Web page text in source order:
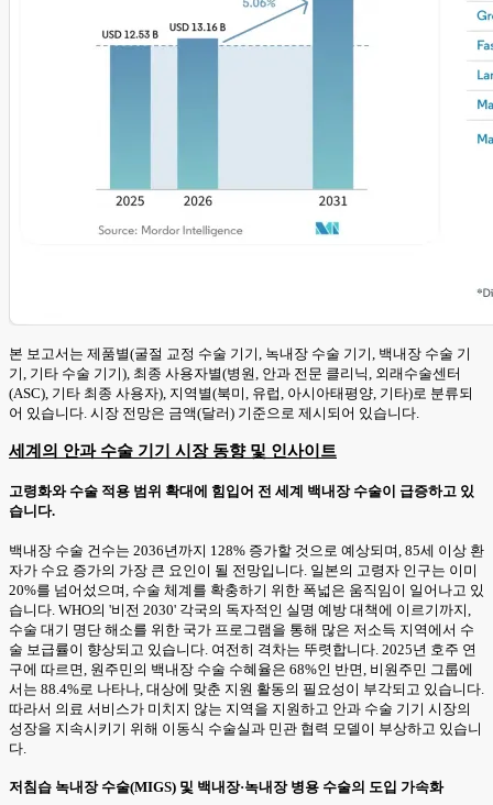
본 보고서는 제품별(굴절 교정 수술 기기, 녹내장 수술 기기, 백내장 수술 기
기, 기타 수술 기기), 최종 사용자별(병원, 안과 전문 클리닉, 외래수술센터
(ASC), 기타 최종 사용자), 지역별(북미, 유럽, 아시아태평양, 기타)로 분류되
어 있습니다. 시장 전망은 금액(달러) 기준으로 제시되어 있습니다.
세계의 안과 수술 기기 시장 동향 및 인사이트
고령화와 수술 적용 범위 확대에 힘입어 전 세계 백내장 수술이 급증하고 있
습니다.
백내장 수술 건수는 2036년까지 128% 증가할 것으로 예상되며, 85세 이상 환
자가 수요 증가의 가장 큰 요인이 될 전망입니다. 일본의 고령자 인구는 이미
20%를 넘어섰으며, 수술 체계를 확충하기 위한 폭넓은 움직임이 일어나고 있
습니다. WHO의 '비전 2030' 각국의 독자적인 실명 예방 대책에 이르기까지,
수술 대기 명단 해소를 위한 국가 프로그램을 통해 많은 저소득 지역에서 수
술 보급률이 향상되고 있습니다. 여전히 격차는 뚜렷합니다. 2025년 호주 연
구에 따르면, 원주민의 백내장 수술 수혜율은 68%인 반면, 비원주민 그룹에
서는 88.4%로 나타나, 대상에 맞춘 지원 활동의 필요성이 부각되고 있습니다.
따라서 의료 서비스가 미치지 않는 지역을 지원하고 안과 수술 기기 시장의
성장을 지속시키기 위해 이동식 수술실과 민관 협력 모델이 부상하고 있습니
다.
저침습 녹내장 수술(MIGS) 및 백내장·녹내장 병용 수술의 도입 가속화